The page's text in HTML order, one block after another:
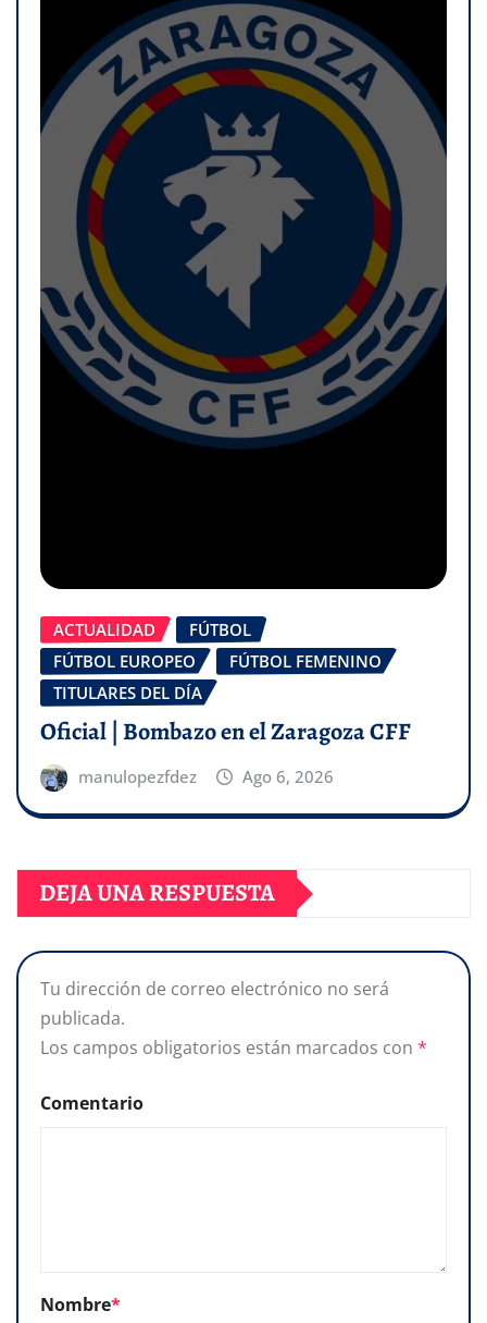
ACTUALIDAD
FÚTBOL
FÚTBOL EUROPEO
FÚTBOL FEMENINO
TITULARES DEL DÍA
Oficial | Bombazo en el Zaragoza CFF
manulopezfdez Ago 6, 2026
DEJA UNA RESPUESTA
Tu dirección de correo electrónico no será
publicada.
Los campos obligatorios están marcados con *
Comentario
Nombre*